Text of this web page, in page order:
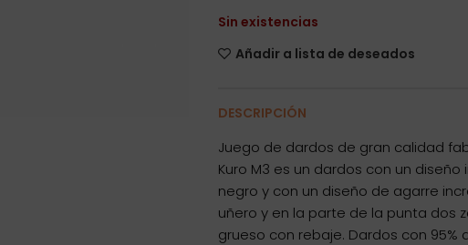
Sin existencias
Añadir a lista de deseados
DESCRIPCIÓN
Juego de dardos de gran calidad
Kuro M3 es un dardos con un
negro y con un diseño de agarre
uñero y en la parte de la punta dos
grueso con rebaje. Dardos con